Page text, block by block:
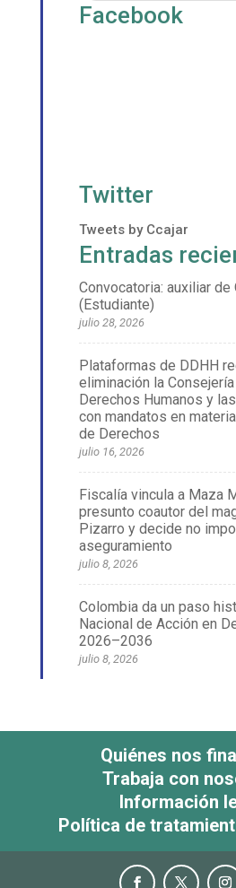
Facebook
Twitter
Tweets by Ccajar
Entradas
Convocatoria: auxiliar
(Estudiante)
julio 28, 2026
Plataformas de DDHH
eliminación la
Derechos Humanos y
con mandatos en
de Derechos
julio 16, 2026
Fiscalía vincula a Maza
presunto coautor del
Pizarro y decide no
aseguramiento
julio 8, 2026
Colombia da un paso
Nacional de Acción en
2026–2036
julio 8, 2026
Quiénes nos
Trabaja con
Información
Política de